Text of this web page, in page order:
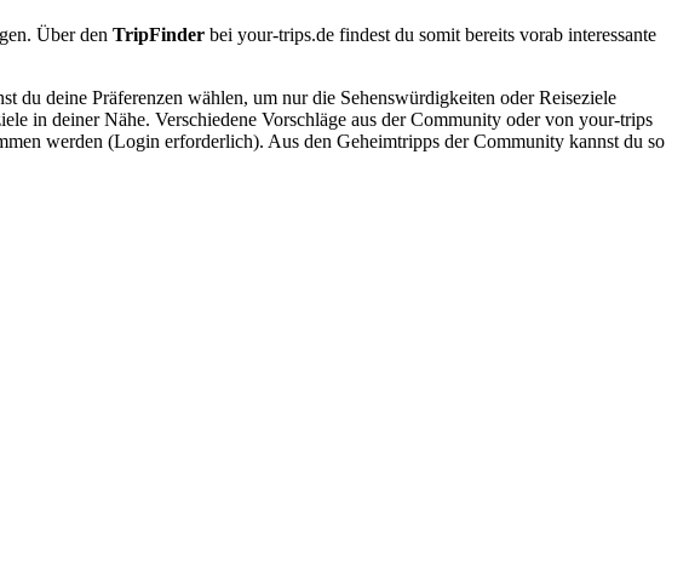
Über den TripFinder bei your-trips.de findest du somit bereits vorab interessante
deine Präferenzen wählen, um nur die Sehenswürdigkeiten oder Reiseziele
in deiner Nähe. Verschiedene Vorschläge aus der Community oder von your-trips
werden (Login erforderlich). Aus den Geheimtripps der Community kannst du so